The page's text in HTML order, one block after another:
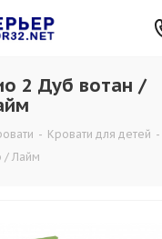
2 Дуб вотан /
- Кровати для детей -
/ Лайм